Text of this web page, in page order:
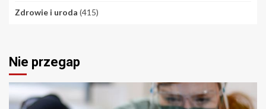
Zdrowie i uroda (415)
Nie przegap